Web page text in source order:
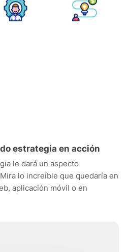
estrategia en acción
le dará un aspecto
lo increíble que quedaría en
aplicación móvil o en